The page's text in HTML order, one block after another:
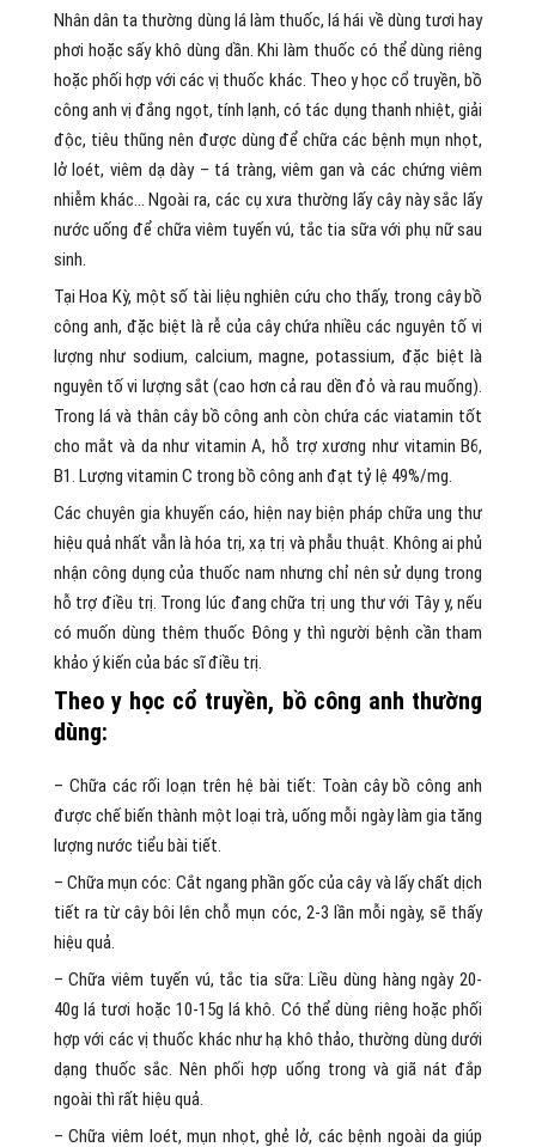
Nhân dân ta thường dùng lá làm thuốc, lá hái về dùng tươi hay
phơi hoặc sấy khô dùng dần. Khi làm thuốc có thể dùng riêng
hoặc phối hợp với các vị thuốc khác. Theo y học cổ truyền, bồ
công anh vị đắng ngọt, tính lạnh, có tác dụng thanh nhiệt, giải
độc, tiêu thũng nên được dùng để chữa các bệnh mụn nhọt,
lở loét, viêm dạ dày – tá tràng, viêm gan và các chứng viêm
nhiễm khác… Ngoài ra, các cụ xưa thường lấy cây này sắc lấy
nước uống để chữa viêm tuyến vú, tắc tia sữa với phụ nữ sau
sinh.
Tại Hoa Kỳ, một số tài liệu nghiên cứu cho thấy, trong cây bồ
công anh, đặc biệt là rễ của cây chứa nhiều các nguyên tố vi
lượng như sodium, calcium, magne, potassium, đặc biệt là
nguyên tố vi lượng sắt (cao hơn cả rau dền đỏ và rau muống).
Trong lá và thân cây bồ công anh còn chứa các viatamin tốt
cho mắt và da như vitamin A, hỗ trợ xương như vitamin B6,
B1. Lượng vitamin C trong bồ công anh đạt tỷ lệ 49%/mg.
Các chuyên gia khuyến cáo, hiện nay biện pháp chữa ung thư
hiệu quả nhất vẫn là hóa trị, xạ trị và phẫu thuật. Không ai phủ
nhận công dụng của thuốc nam nhưng chỉ nên sử dụng trong
hỗ trợ điều trị. Trong lúc đang chữa trị ung thư với Tây y, nếu
có muốn dùng thêm thuốc Đông y thì người bệnh cần tham
khảo ý kiến của bác sĩ điều trị.
Theo y học cổ truyền, bồ công anh thường
dùng:
– Chữa các rối loạn trên hệ bài tiết: Toàn cây bồ công anh
được chế biến thành một loại trà, uống mỗi ngày làm gia tăng
lượng nước tiểu bài tiết.
– Chữa mụn cóc: Cắt ngang phần gốc của cây và lấy chất dịch
tiết ra từ cây bôi lên chỗ mụn cóc, 2-3 lần mỗi ngày, sẽ thấy
hiệu quả.
– Chữa viêm tuyến vú, tắc tia sữa: Liều dùng hàng ngày 20-
40g lá tươi hoặc 10-15g lá khô. Có thể dùng riêng hoặc phối
hợp với các vị thuốc khác như hạ khô thảo, thường dùng dưới
dạng thuốc sắc. Nên phối hợp uống trong và giã nát đắp
ngoài thì rất hiệu quả.
– Chữa viêm loét, mụn nhọt, ghẻ lở, các bệnh ngoài da giúp